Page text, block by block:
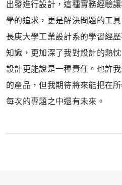
出發進行設計，這種實務經驗
學的追求，更是解決問題的工具
長庚大學工業設計系的學習經
知識，更加深了我對設計的熱
設計更能說是一種責任。也許
的產品，但我期待將來能把在
每次的專題之中還有未來。